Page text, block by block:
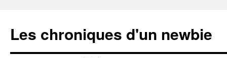
Les chroniques d'un newbie